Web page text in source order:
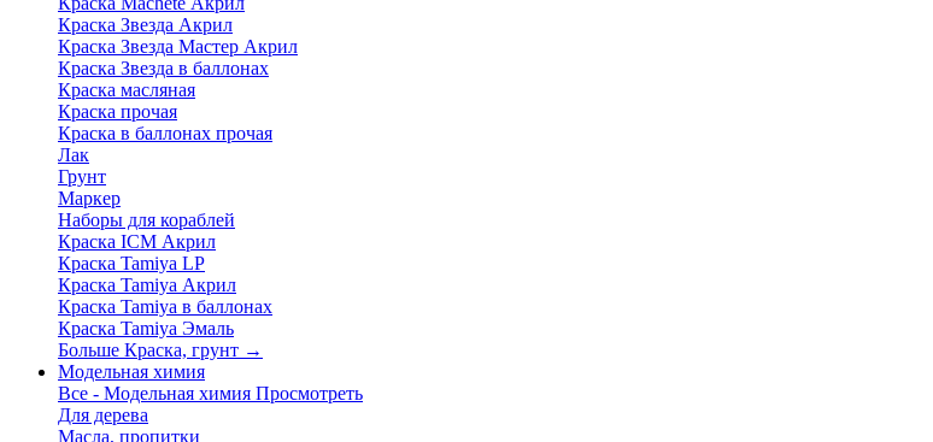
Краска Звезда Акрил
Краска Звезда Мастер Акрил
Краска Звезда в баллонах
Краска масляная
Краска прочая
Краска в баллонах прочая
Лак
Грунт
Маркер
Наборы для кораблей
Краска ICM Акрил
Краска Tamiya LP
Краска Tamiya Акрил
Краска Tamiya в баллонах
Краска Tamiya Эмаль
Больше Краска, грунт →
Модельная химия
Все - Модельная химия Просмотреть
Для дерева
Масла, пропитки